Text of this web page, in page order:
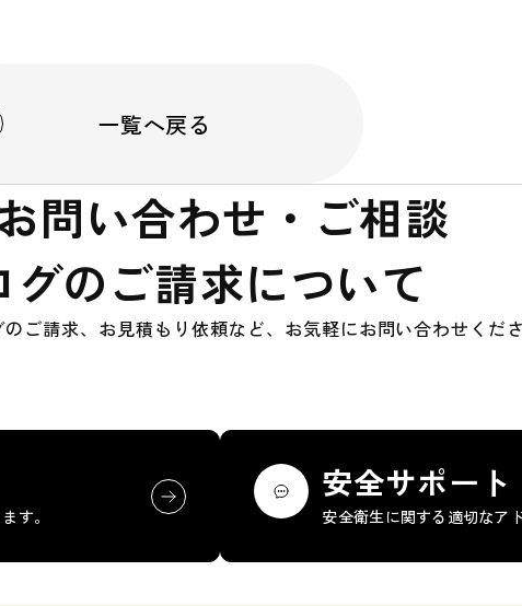
一覧へ戻る
問い合わせ・ご相談
グのご請求について
ご請求、お見積もり依頼など、お気軽にお問い合わせくだ
す。
安全サポート
安全衛生に関する適切なア